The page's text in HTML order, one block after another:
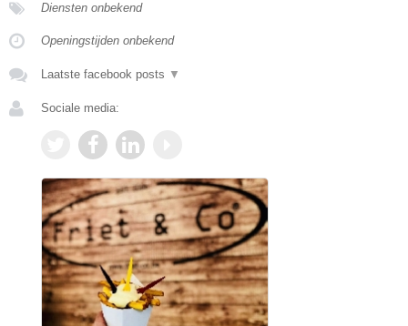
Diensten onbekend
Openingstijden onbekend
Laatste facebook posts ▼
Sociale media: